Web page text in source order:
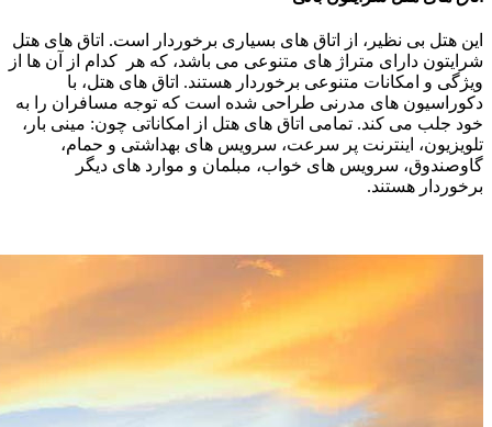
این هتل بی نظیر، از اتاق های بسیاری برخوردار است. اتاق های هتل
شرایتون دارای متراژ های متنوعی می باشد، که هر کدام از آن ها از
ویژگی و امکانات متنوعی برخوردار هستند. اتاق های هتل، با
دکوراسیون های مدرنی طراحی شده است که توجه مسافران را به
خود جلب می کند. تمامی اتاق های هتل از امکاناتی چون: مینی بار،
تلویزیون، اینترنت پر سرعت، سرویس های بهداشتی و حمام،
گاوصندوق، سرویس های خواب، مبلمان و موارد های دیگر
برخوردار هستند.